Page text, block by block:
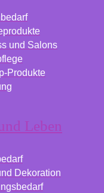
und Salons
Produkte
Leben
Dekoration